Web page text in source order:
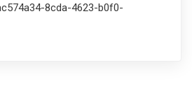
8cda-4623-b0f0-